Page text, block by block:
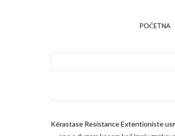
POČETNA
Kérastase Resistance Extentioniste